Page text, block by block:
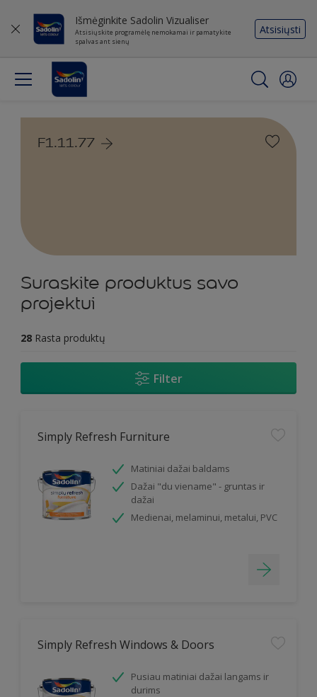
Išmėginkite Sadolin Vizualiser
Atsisiųskite programėlę nemokamai ir pamatykite
spalvas ant sienų
Atsisiųsti
F1.11.77
Suraskite produktus savo
projektui
28 Rasta produktų
Filter
Simply Refresh Furniture
Matiniai dažai baldams
Dažai "du viename" - gruntas ir
dažai
Medienai, melaminui, metalui, PVC
Simply Refresh Windows & Doors
Pusiau matiniai dažai langams ir
durims